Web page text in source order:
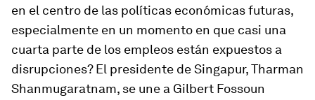
en el centro de las políticas económicas futuras,
especialmente en un momento en que casi una
cuarta parte de los empleos están expuestos a
disrupciones? El presidente de Singapur, Tharman
Shanmugaratnam, se une a Gilbert Fossoun